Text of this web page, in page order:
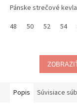
Pánske strečové
48
50 52 54
Popis Súvisiace